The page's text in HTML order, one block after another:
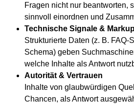
Fragen nicht nur beantworten,
sinnvoll einordnen und
Technische Signale &
Strukturierte Daten (z. B. FAQ-
Schema) geben
welche Inhalte als Antwort
Autorität & Vertrauen
Inhalte von glaubwürdigen
Chancen, als Antwort